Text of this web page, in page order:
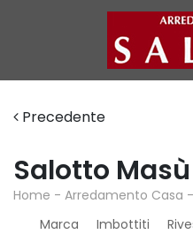
Precedente
Salotto
Home - Arredamento Casa -
Marca
Imbottiti